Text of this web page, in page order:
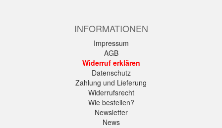
INFORMATIONEN
Impressum
AGB
Widerruf erklären
Datenschutz
Zahlung und Lieferung
Widerrufsrecht
Wie bestellen?
Newsletter
News